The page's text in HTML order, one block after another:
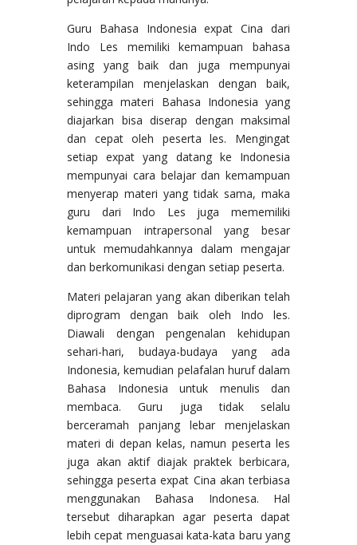
Guru Bahasa Indonesia expat Cina dari
Indo Les memiliki kemampuan bahasa
asing yang baik dan juga mempunyai
keterampilan menjelaskan dengan baik,
sehingga materi Bahasa Indonesia yang
diajarkan bisa diserap dengan maksimal
dan cepat oleh peserta les. Mengingat
setiap expat yang datang ke Indonesia
mempunyai cara belajar dan kemampuan
menyerap materi yang tidak sama, maka
guru dari Indo Les juga mememiliki
kemampuan intrapersonal yang besar
untuk memudahkannya dalam mengajar
dan berkomunikasi dengan setiap peserta.
Materi pelajaran yang akan diberikan telah
diprogram dengan baik oleh Indo les.
Diawali dengan pengenalan kehidupan
sehari-hari, budaya-budaya yang ada
Indonesia, kemudian pelafalan huruf dalam
Bahasa Indonesia untuk menulis dan
membaca. Guru juga tidak selalu
berceramah panjang lebar menjelaskan
materi di depan kelas, namun peserta les
juga akan aktif diajak praktek berbicara,
sehingga peserta expat Cina akan terbiasa
menggunakan Bahasa Indonesa. Hal
tersebut diharapkan agar peserta dapat
lebih cepat menguasai kata-kata baru yang